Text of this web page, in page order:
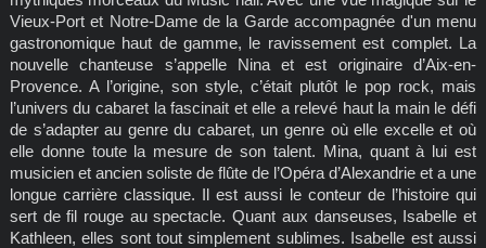
Vieux-Port et Notre-Dame de la Garde accompagnée d'un menu
gastronomique haut de gamme, le ravissement est complet. La
nouvelle chanteuse s’appelle Nina et est originaire d’Aix-en-
Provence. A l’origine, son style, c’était plutôt le pop rock, mais
l’univers du cabaret la fascinait et elle a relevé haut la main le défi
de s’adapter au genre du cabaret, un genre où elle excelle et où
elle donne toute la mesure de son talent. Mina, quant à lui est
musicien et ancien soliste de flûte de l’Opéra d’Alexandrie et a une
longue carrière classique. Il est aussi le conteur de l’histoire qui
sert de fil rouge au spectacle. Quant aux danseuses, Isabelle et
Kathleen, elles sont tout simplement sublimes. Isabelle est aussi